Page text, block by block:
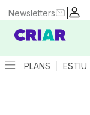
|
Newsletters
PLANS ESTIU